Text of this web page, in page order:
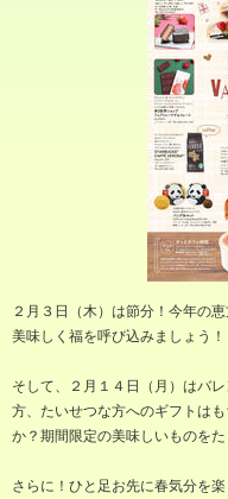
２月３日（木）は節分！今年の
美味しく福を呼び込みましょう！
そして、２月１４日（月）はバ
方、たいせつな方へのギフトは
か？期間限定の美味しいものをた
さらに！ひと足お先に春気分を